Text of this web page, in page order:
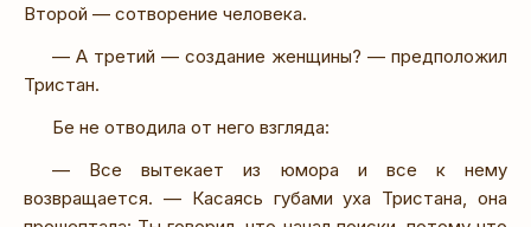
Второй — сотворение человека.
— А третий — создание женщины? — предположил
Тристан.
Бе не отводила от него взгляда:
— Все вытекает из юмора и все к нему
возвращается. — Касаясь губами уха Тристана, она